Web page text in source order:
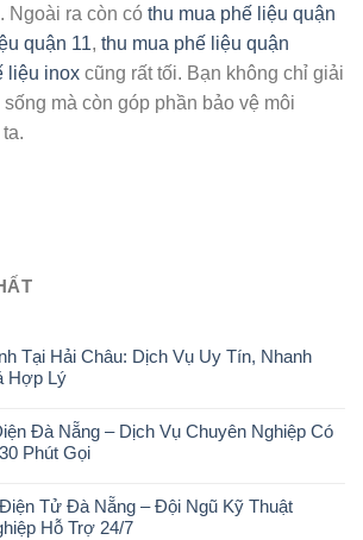
Ngoài ra còn có thu mua phế liệu quận
quận 11, thu mua phế liệu quận
liệu inox cũng rất tối. Bạn không chỉ giải
mà còn góp phần bảo vệ môi
Tại Hải Châu: Dịch Vụ Uy Tín, Nhanh
Hợp Lý
Đà Nẵng – Dịch Vụ Chuyên Nghiệp Có
Phút Gọi
Tử Đà Nẵng – Đội Ngũ Kỹ Thuật
Hỗ Trợ 24/7